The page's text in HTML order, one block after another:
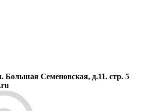
Большая Семеновская, д.11. стр. 5